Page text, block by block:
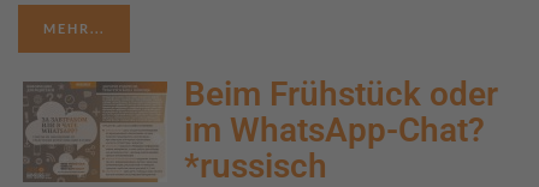
MEHR...
Beim Frühstück oder
im WhatsApp-Chat?
*russisch